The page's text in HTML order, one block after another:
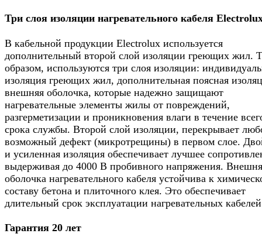
Три слоя изоляции нагревательного кабеля
В кабельной продукции Electrolux используется
дополнительный второй слой изоляции греющих жил.
образом, используются три слоя изоляции:
изоляция греющих жил, дополнительная поясная
внешняя оболочка, которые надежно защищают
нагревательные элементы жилы от повреждений,
разгерметизации и проникновения влаги в течение
срока службы. Второй слой изоляции, перекрывает
возможный дефект (микротрещины) в первом слое.
и усиленная изоляция обеспечивает лучшее
выдерживая до 4000 В пробивного напряжения.
оболочка нагревательного кабеля устойчива к
составу бетона и плиточного клея. Это обеспечивает
длительный срок эксплуатации нагревательных
Гарантия 20 лет